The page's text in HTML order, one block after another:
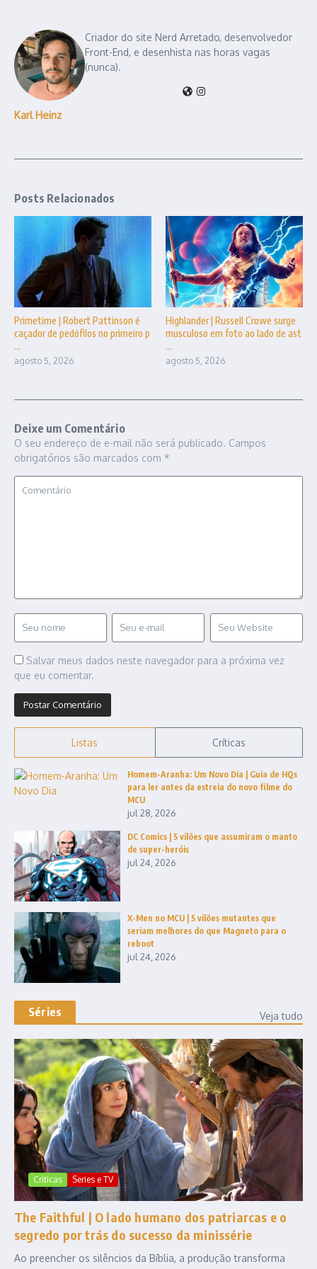
Karl Heinz
Criador do site Nerd Arretado, desenvolvedor
Front-End, e desenhista nas horas vagas
(nunca).
Posts Relacionados
Primetime | Robert Pattinson é
caçador de pedófilos no primeiro p
...
agosto 5, 2026
Highlander | Russell Crowe surge
musculoso em foto ao lado de ast
...
agosto 5, 2026
Deixe um Comentário
O seu endereço de e-mail não será publicado. Campos
obrigatórios são marcados com *
Salvar meus dados neste navegador para a próxima vez
que eu comentar.
Listas Críticas
Homem-Aranha: Um Novo Dia | Guia de HQs
para ler antes da estreia do novo filme do
MCU
jul 28, 2026
DC Comics | 5 vilões que assumiram o manto
de super-heróis
jul 24, 2026
X-Men no MCU | 5 vilões mutantes que
seriam melhores do que Magneto para o
reboot
jul 24, 2026
Séries Veja tudo
Criticas Series e TV
The Faithful | O lado humano dos patriarcas e o
segredo por trás do sucesso da minissérie
Ao preencher os silêncios da Bíblia, a produção transforma